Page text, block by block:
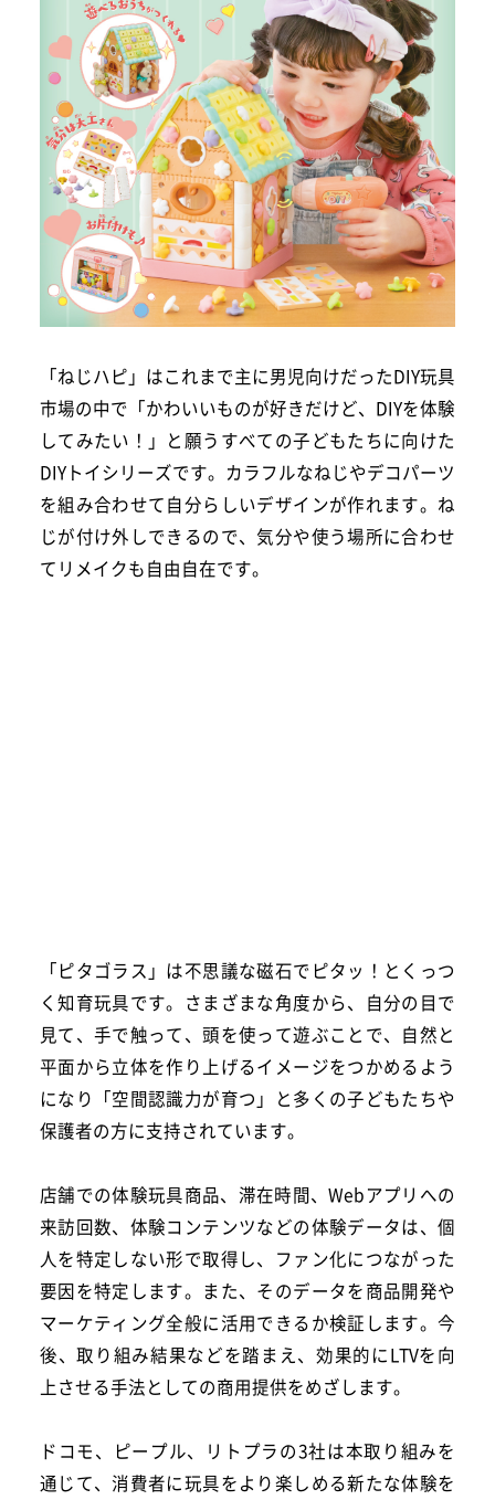
「ねじハピ」はこれまで主に男児向けだったDIY玩具
市場の中で「かわいいものが好きだけど、DIYを体験
してみたい！」と願うすべての子どもたちに向けた
DIYトイシリーズです。カラフルなねじやデコパーツ
を組み合わせて自分らしいデザインが作れます。ね
じが付け外しできるので、気分や使う場所に合わせ
てリメイクも自由自在です。
「ピタゴラス」は不思議な磁石でピタッ！とくっつ
く知育玩具です。さまざまな角度から、自分の目で
見て、手で触って、頭を使って遊ぶことで、自然と
平面から立体を作り上げるイメージをつかめるよう
になり「空間認識力が育つ」と多くの子どもたちや
保護者の方に支持されています。
店舗での体験玩具商品、滞在時間、Webアプリへの
来訪回数、体験コンテンツなどの体験データは、個
人を特定しない形で取得し、ファン化につながった
要因を特定します。また、そのデータを商品開発や
マーケティング全般に活用できるか検証します。今
後、取り組み結果などを踏まえ、効果的にLTVを向
上させる手法としての商用提供をめざします。
ドコモ、ピープル、リトプラの3社は本取り組みを
通じて、消費者に玩具をより楽しめる新たな体験を